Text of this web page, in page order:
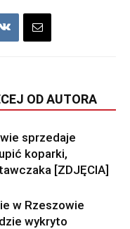
OD AUTORA
sprzedaje
koparki,
[ZDJĘCIA]
w Rzeszowie
wykryto